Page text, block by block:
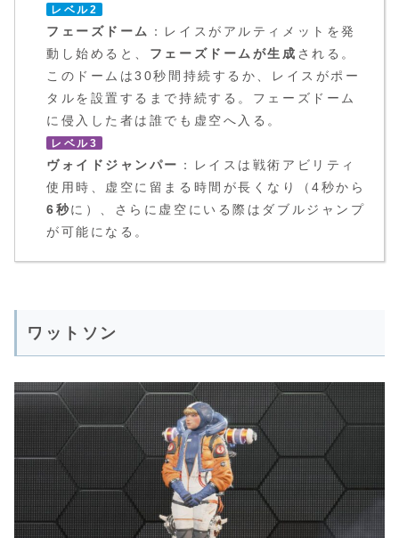
レベル2
フェーズドーム
：レイスがアルティメットを発
動し始めると、 フェーズドームが生成 される。
このドームは30秒間持続するか、レイスがポー
タルを設置するまで持続する。フェーズドーム
に侵入した者は誰でも虚空へ入る。
レベル3
ヴォイドジャンパー ：レイスは戦術アビリティ
使用時、虚空に留まる時間が長くなり（4秒から
6秒に）、さらに虚空にいる際はダブルジャンプ
が可能になる。
ワットソン